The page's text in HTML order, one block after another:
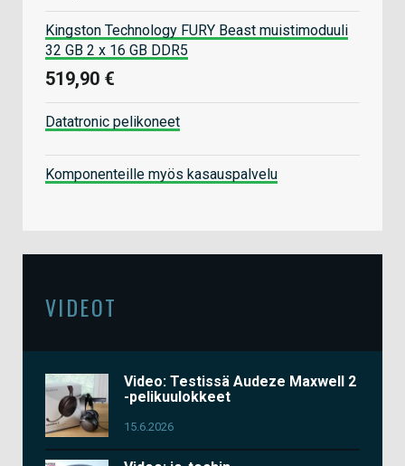
Kingston Technology FURY Beast muistimoduuli
32 GB 2 x 16 GB DDR5
519,90 €
Datatronic pelikoneet
Komponenteille myös kasauspalvelu
VIDEOT
Video: Testissä Audeze Maxwell 2
-pelikuulokkeet
15.6.2026